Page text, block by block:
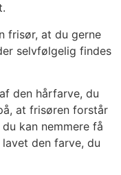
frisør, at du gerne
selvfølgelig findes
den hårfarve, du
at frisøren forstår
kan nemmere få
den farve, du